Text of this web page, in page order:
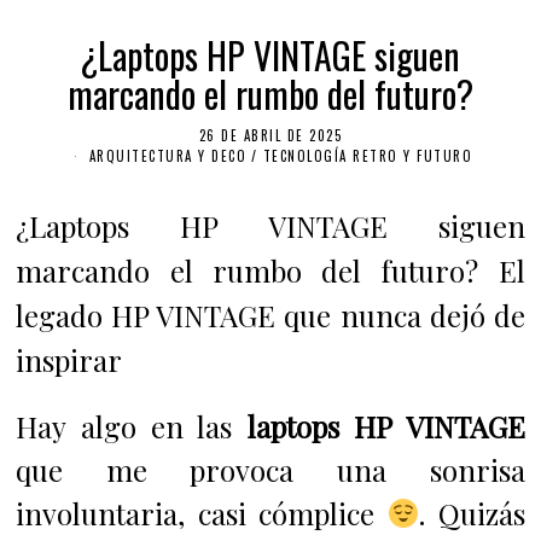
¿Laptops HP VINTAGE siguen
marcando el rumbo del futuro?
26 DE ABRIL DE 2025
ARQUITECTURA Y DECO / TECNOLOGÍA RETRO Y FUTURO
¿Laptops HP VINTAGE siguen
marcando el rumbo del futuro? El
legado HP VINTAGE que nunca dejó de
inspirar
Hay algo en las laptops HP VINTAGE
que me provoca una sonrisa
involuntaria, casi cómplice
. Quizás